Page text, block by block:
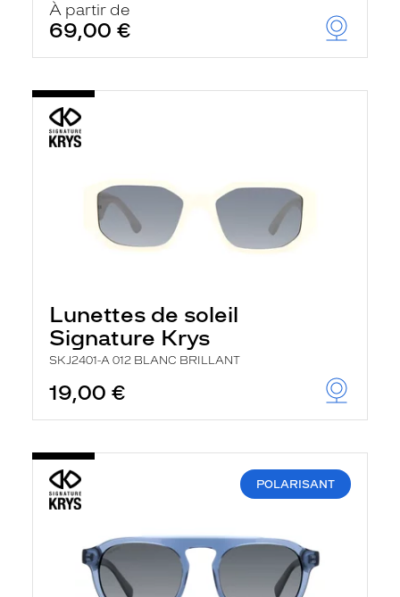
À partir de
69,00 €
Lunettes de soleil
Signature Krys
SKJ2401-A 012 BLANC BRILLANT
19,00 €
POLARISANT